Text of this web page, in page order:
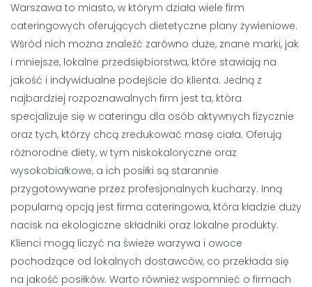
Warszawa to miasto, w którym działa wiele firm
cateringowych oferujących dietetyczne plany żywieniowe.
Wśród nich można znaleźć zarówno duże, znane marki, jak
i mniejsze, lokalne przedsiębiorstwa, które stawiają na
jakość i indywidualne podejście do klienta. Jedną z
najbardziej rozpoznawalnych firm jest ta, która
specjalizuje się w cateringu dla osób aktywnych fizycznie
oraz tych, którzy chcą zredukować masę ciała. Oferują
różnorodne diety, w tym niskokaloryczne oraz
wysokobiałkowe, a ich posiłki są starannie
przygotowywane przez profesjonalnych kucharzy. Inną
popularną opcją jest firma cateringowa, która kładzie duży
nacisk na ekologiczne składniki oraz lokalne produkty.
Klienci mogą liczyć na świeże warzywa i owoce
pochodzące od lokalnych dostawców, co przekłada się
na jakość posiłków. Warto również wspomnieć o firmach